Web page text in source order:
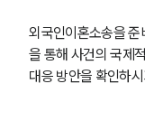
외국인이혼소송을
을 통해 사건의 국제
대응 방안을 확인하